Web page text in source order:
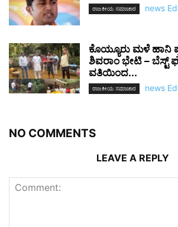
ರಾಜಕೀಯ ಸಮಾಚಾರ news
ಕೊಯ್ಯೂರು ಮಳೆ ಹಾನಿ
ಶಿವರಾಂ ಭೇಟಿ – ಬೆಸ್ಟ್
ವತಿಯಿಂದ...
ರಾಜಕೀಯ ಸಮಾಚಾರ news
NO COMMENTS
LEAVE A REPLY